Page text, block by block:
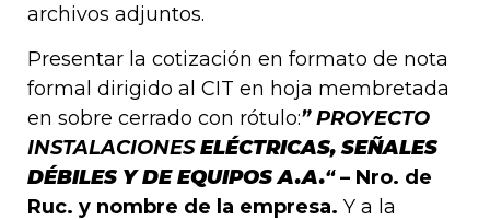
archivos adjuntos.
Presentar la cotización en formato de nota
formal dirigido al CIT en hoja membretada
en sobre cerrado con rótulo:” PROYECTO
INSTALACIONESELÉCTRICAS,SEÑALES
DÉBILES Y DEEQUIPOS A.A.“– Nro. de
Ruc. y nombre de la empresa. Y a la